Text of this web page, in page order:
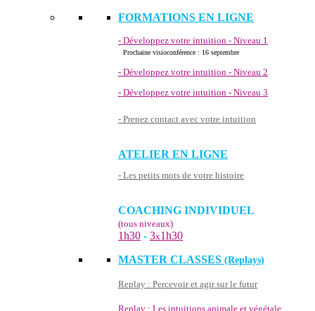
FORMATIONS EN LIGNE
- Développez votre intuition - Niveau 1
Prochaine visioconférence : 16 septembre
- Développez votre intuition - Niveau 2
- Développez votre intuition - Niveau 3
- Prenez contact avec votre intuition
ATELIER EN LIGNE
- Les petits mots de votre histoire
COACHING INDIVIDUEL
(tous niveaux)
1h30 - 3x1h30
MASTER CLASSES (Replays)
Replay : Percevoir et agir sur le futur
Replay : Les intuitions animale et végétale